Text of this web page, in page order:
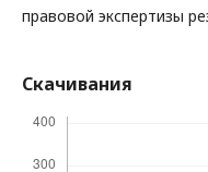
правовой экспертизы
Скачивания